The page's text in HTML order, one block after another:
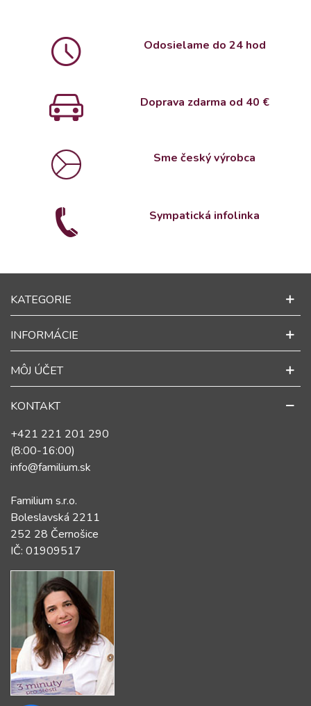
Odosielame do 24 hod
Doprava zdarma od 40 €
Sme český výrobca
Sympatická infolinka
KATEGORIE
INFORMÁCIE
MÔJ ÚČET
KONTAKT
+421 221 201 290
(8:00-16:00)
info@familium.sk
Familium s.r.o.
Boleslavská 2211
252 28 Černošice
IČ: 01909517